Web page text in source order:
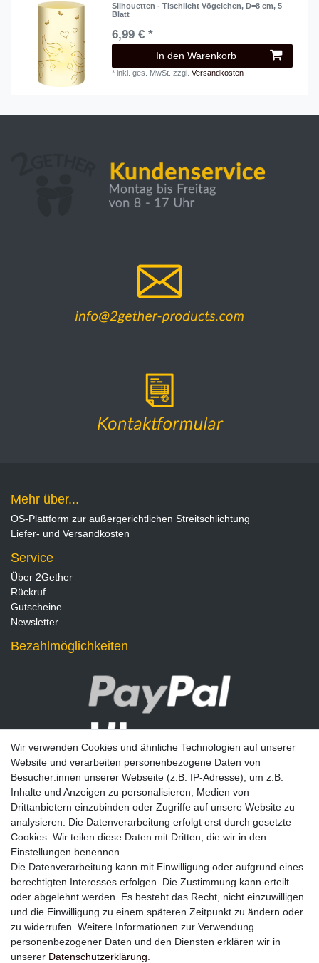
Silhouetten - Tischlicht Vögelchen, D=8 cm, 5
Blatt
6,99 € *
In den Warenkorb
*inkl. ges. MwSt. zzgl.Versandkosten
Mehr über...
OS-Plattform zur außergerichtlichen Streitschlichtung
Liefer- und Versandkosten
Service
Über 2Gether
Rückruf
Gutscheine
Newsletter
Bezahlmöglichkeiten
Newsletter
E-MAIL **
Hiermit bestätige ich, dass ich dieDaten­schutz­erklärung
gelesen habe. Meine
Einwilligung kann ich jederzeit widerrufen.**
Abonnieren
Wir verwenden Cookies und ähnliche Technologien auf unserer
Website und verarbeiten personenbezogene Daten von
Besucher:innen unserer Webseite (z.B. IP-Adresse), um z.B.
Inhalte und Anzeigen zu personalisieren, Medien von
Drittanbietern einzubinden oder Zugriffe auf unsere Website zu
analysieren. Die Datenverarbeitung erfolgt erst durch gesetzte
Cookies. Wir teilen diese Daten mit Dritten, die wir in den
Einstellungen benennen.
Die Datenverarbeitung kann mit Einwilligung oder aufgrund eines
berechtigten Interesses erfolgen. Die Zustimmung kann erteilt
oder abgelehnt werden. Es besteht das Recht, nicht einzuwilligen
und die Einwilligung zu einem späteren Zeitpunkt zu ändern oder
zu widerrufen. Weitere Informationen zur Verwendung
personenbezogener Daten und den Diensten erklären wir in
unserer Daten­schutz­erklärung